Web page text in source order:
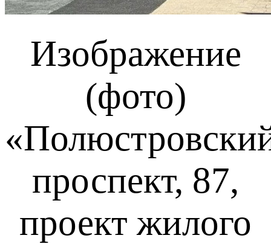
Изображение
(фото)
проспект, 87,
проект жилого